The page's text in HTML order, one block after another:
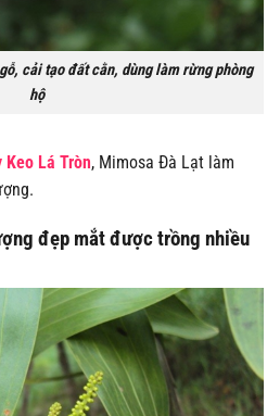
cải tạo đất cằn, dùng làm rừng phòng
hộ
Keo Lá Tròn, Mimosa Đà Lạt làm
đẹp mắt được trồng nhiều